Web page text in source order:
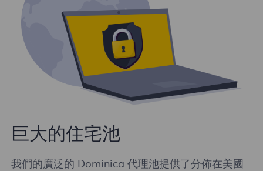
巨大的住宅池
我們的廣泛的 Dominica 代理池提供了分佈在美國